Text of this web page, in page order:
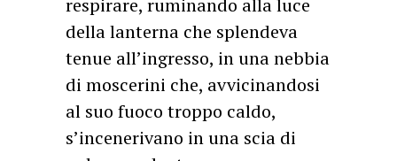
della lanterna che splendeva
tenue all’ingresso, in una nebbia
di moscerini che, avvicinandosi
al suo fuoco troppo caldo,
s’incenerivano in una scia di